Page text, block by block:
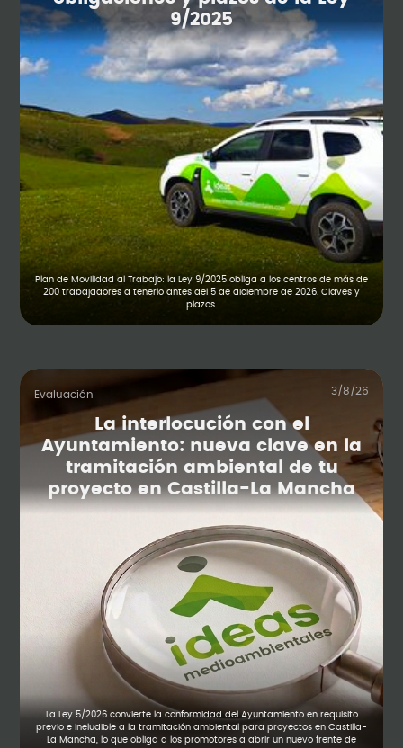
9/2025
Plan de Movilidad al Trabajo: la Ley 9/2025 obliga a los centros de más de
200 trabajadores a tenerlo antes del 5 de diciembre de 2026. Claves y
plazos.
Evaluación 3/8/26
La interlocución con el
Ayuntamiento: nueva clave en la
tramitación ambiental de tu
proyecto en Castilla-La Mancha
La Ley 5/2026 convierte la conformidad del Ayuntamiento en requisito
previo e ineludible a la tramitación ambiental para proyectos en Castilla-
La Mancha, lo que obliga a los promotores a abrir un nuevo frente de